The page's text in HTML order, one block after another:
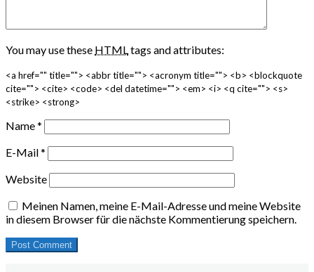
You may use these HTMLtags and attributes:
<a href="" title=""> <abbr title=""> <acronym title=""> <b> <blockquote
cite=""> <cite> <code> <del datetime=""> <em> <i> <q cite=""> <s>
<strike> <strong>
Name*
E-Mail*
Website
Meinen Namen, meine E-Mail-Adresse und meine Website
in diesem Browser für die nächste Kommentierung speichern.